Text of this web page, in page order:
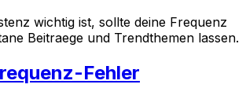
wichtig ist, sollte deine Frequenz
Beitraege und Trendthemen lassen.
Fehler